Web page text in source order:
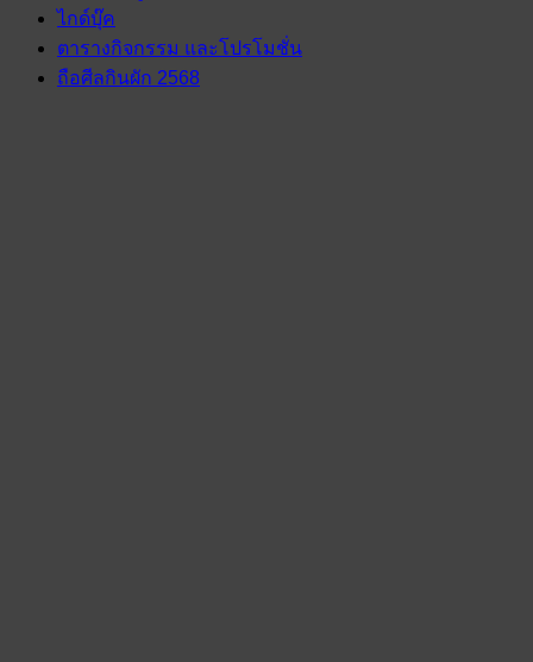
ไกด์บุ๊ค
ตารางกิจกรรม และโปรโมชั่น
ถือศีลกินผัก 2568